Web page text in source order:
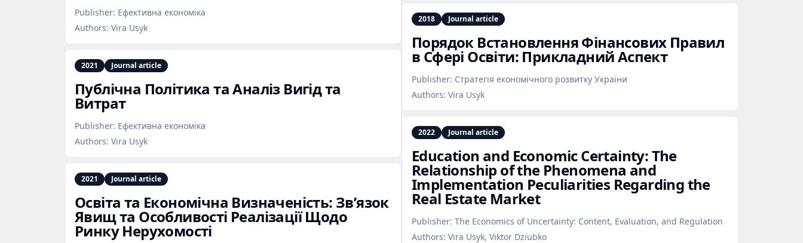
Publisher: Ефективна економіка
Authors: Vira Usyk
2021 Journal article
Публічна Політика та Аналіз Вигід та
Витрат
Publisher: Ефективна економіка
Authors: Vira Usyk
2021 Journal article
Освіта та Економічна Визначеність: Зв’язок
Явищ та Особливості Реалізації Щодо
Ринку Нерухомості
2018 Journal article
Порядок Встановлення Фінансових Правил
в Сфері Освіти: Прикладний Аспект
Publisher: Стратегія економічного розвитку України
Authors: Vira Usyk
2022 Journal article
Education and Economic Certainty: The
Relationship of the Phenomena and
Implementation Peculiarities Regarding the
Real Estate Market
Publisher: The Economics of Uncertainty: Content, Evaluation, and Regulation
Authors: Vira Usyk, Viktor Dziubko